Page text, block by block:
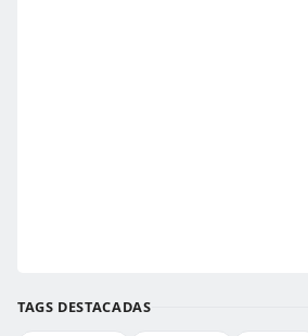
TAGS DESTACADAS